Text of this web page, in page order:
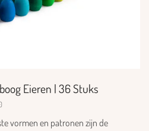
Eieren | 36 Stuks
vormen en patronen zijn de